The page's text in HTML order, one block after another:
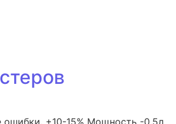
ошибки. +10-15% Мощность -0.5л